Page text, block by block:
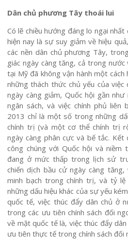
Dân chủ phương Tây thoái lui
Có lẽ chiều hướng đáng lo ngại
hiện nay là sự suy giảm về hiệu
các nền dân chủ phương Tây,
giác ngày càng tăng, cả trong
tại Mỹ đã không vận hành một
những thách thức chủ yếu của
ngày càng giảm, Quốc hội gần
ngân sách, và việc chính phủ liên
2013 chỉ là một số trong những
chính trị (và một cơ thể chính trị
ngày càng phân cực và bế tắc. Kết
công chúng với Quốc hội và niềm
đang ở mức thấp trong lịch sử
chiến dịch bầu cử ngày càng
minh bạch trong chính trị, và tỷ
những dấu hiệu khác của sự yếu
quốc tế, việc thúc đẩy dân chủ ở
trong các ưu tiên chính sách đối
về mặt quốc tế là, việc thúc đẩy
ưu tiên thực tế trong chính sách đối